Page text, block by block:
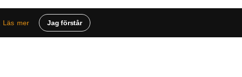
Läs mer Jag förstår